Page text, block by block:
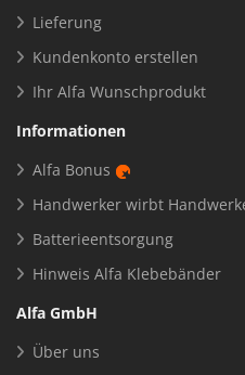
Lieferung
Kundenkonto erstellen
Ihr Alfa Wunschprodukt
Informationen
Alfa Bonus
Handwerker wirbt
Batterieentsorgung
Hinweis Alfa Klebebänder
Alfa GmbH
Über uns